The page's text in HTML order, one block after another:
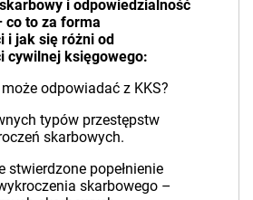
i odpowiedzialność
co to za forma
i jak się różni od
cywilnej księgowego:
odpowiadać z KKS?
typów przestępstw
skarbowych.
stwierdzone popełnienie
skarbowego –